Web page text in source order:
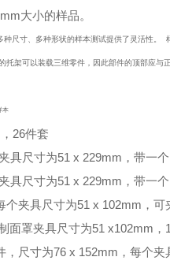
大小的样品。
种尺寸、多种形状的样本测试提供了灵活性
托架可以装载三维零件，因此部件的顶部应
本
26件套
尺寸为51 x 229mm，带一个
尺寸为51 x 229mm，带一个
夹具尺寸为51 x 102mm，可
罩夹具尺寸为51 x102mm，
尺寸为76 x 152mm，每个夹